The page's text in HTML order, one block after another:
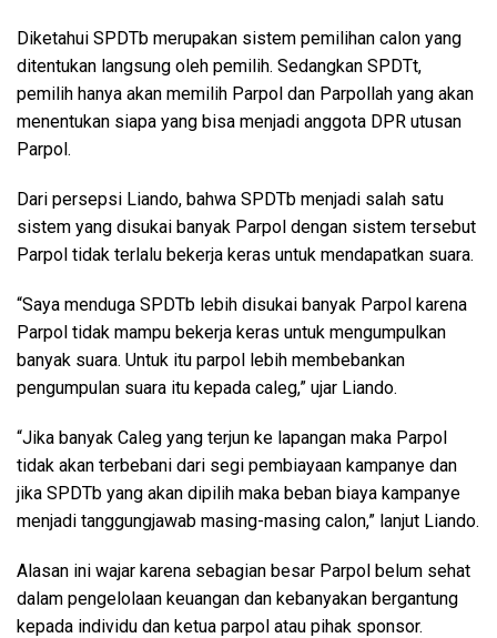
Diketahui SPDTb merupakan sistem pemilihan calon yang
ditentukan langsung oleh pemilih. Sedangkan SPDTt,
pemilih hanya akan memilih Parpol dan Parpollah yang akan
menentukan siapa yang bisa menjadi anggota DPR utusan
Parpol.
Dari persepsi Liando, bahwa SPDTb menjadi salah satu
sistem yang disukai banyak Parpol dengan sistem tersebut
Parpol tidak terlalu bekerja keras untuk mendapatkan suara.
“Saya menduga SPDTb lebih disukai banyak Parpol karena
Parpol tidak mampu bekerja keras untuk mengumpulkan
banyak suara. Untuk itu parpol lebih membebankan
pengumpulan suara itu kepada caleg,” ujar Liando.
“Jika banyak Caleg yang terjun ke lapangan maka Parpol
tidak akan terbebani dari segi pembiayaan kampanye dan
jika SPDTb yang akan dipilih maka beban biaya kampanye
menjadi tanggungjawab masing-masing calon,” lanjut Liando.
Alasan ini wajar karena sebagian besar Parpol belum sehat
dalam pengelolaan keuangan dan kebanyakan bergantung
kepada individu dan ketua parpol atau pihak sponsor.